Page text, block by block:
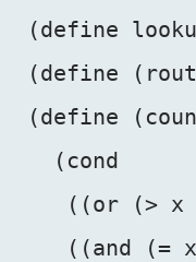
(define
(define
(define
    (cond
((or (> x
((and (=